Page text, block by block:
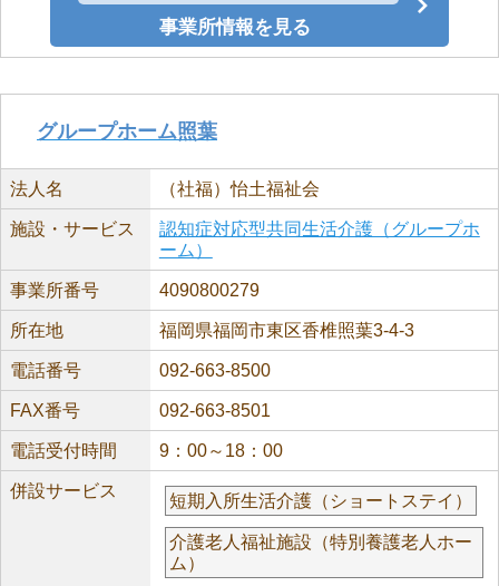
事業所情報を見る
グループホーム照葉
法人名 （社福）怡土福祉会
施設・サービス
認知症対応型共同生活介護（グループホ
ーム）
事業所番号 4090800279
所在地 福岡県福岡市東区香椎照葉3-4-3
電話番号 092-663-8500
FAX番号 092-663-8501
電話受付時間 9：00～18：00
併設サービス
短期入所生活介護（ショートステイ）
介護老人福祉施設（特別養護老人ホー
ム）